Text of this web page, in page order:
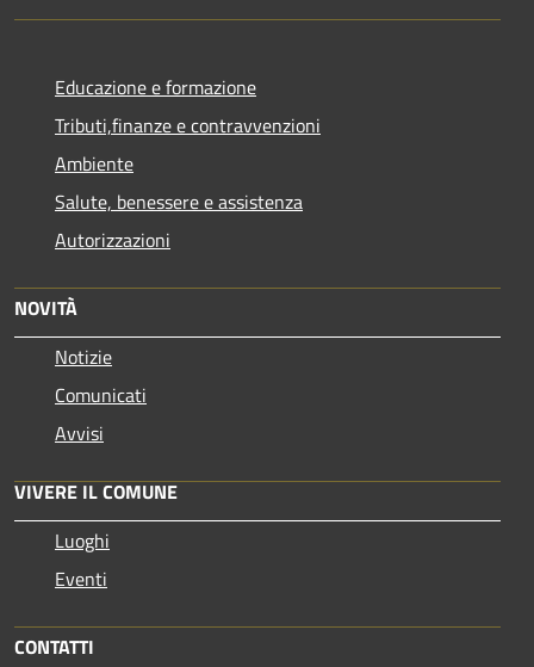
Educazione e formazione
Tributi,finanze e contravvenzioni
Ambiente
Salute, benessere e assistenza
Autorizzazioni
NOVITÀ
Notizie
Comunicati
Avvisi
VIVERE IL COMUNE
Luoghi
Eventi
CONTATTI